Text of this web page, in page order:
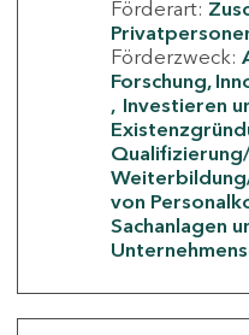
Förderart:
Förderzweck:
Forschung,
Investieren
von
Sachanlagen